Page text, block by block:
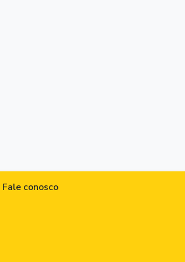
Fale conosco